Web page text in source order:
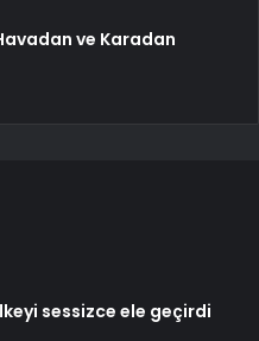
ve Karadan
sessizce ele geçirdi